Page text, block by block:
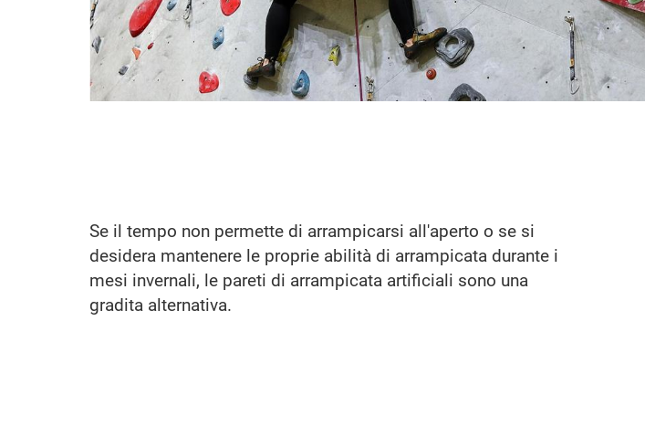
Se il tempo non permette di arrampicarsi all'aperto o se si
desidera mantenere le proprie abilità di arrampicata durante i
mesi invernali, le pareti di arrampicata artificiali sono una
gradita alternativa.